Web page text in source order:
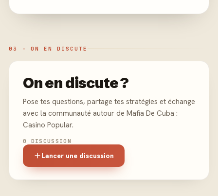
03 - ON EN DISCUTE
On en discute ?
Pose tes questions, partage tes stratégies et échange
avec la communauté autour de Mafia De Cuba :
Casino Popular.
0 DISCUSSION
Lancer une discussion